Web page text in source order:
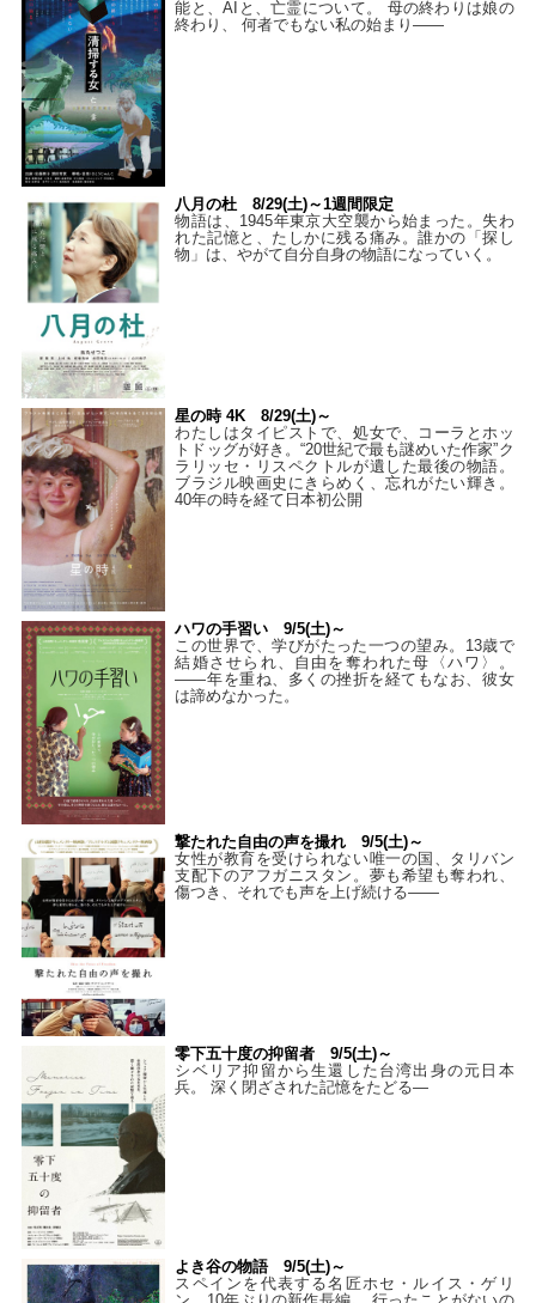
能と、AIと、亡霊について。 母の終わりは娘の
終わり、 何者でもない私の始まり――
八月の杜 8/29(土)～1週間限定
物語は、1945年東京大空襲から始まった。失わ
れた記憶と、たしかに残る痛み。誰かの「探し
物」は、やがて自分自身の物語になっていく。
星の時 4K 8/29(土)～
わたしはタイピストで、処⼥で、コーラとホッ
トドッグが好き。“20世紀で最も謎めいた作家”ク
ラリッセ・リスペクトルが遺した最後の物語。
ブラジル映画史にきらめく、忘れがたい輝き。
40年の時を経て⽇本初公開
ハワの手習い 9/5(土)～
この世界で、学びがたった一つの望み。13歳で
結婚させられ、自由を奪われた母〈ハワ〉。
——年を重ね、多くの挫折を経てもなお、彼女
は諦めなかった。
撃たれた自由の声を撮れ 9/5(土)～
女性が教育を受けられない唯一の国、タリバン
支配下のアフガニスタン。夢も希望も奪われ、
傷つき、それでも声を上げ続ける——
零下五十度の抑留者 9/5(土)～
シベリア抑留から生還した台湾出身の元日本
兵。 深く閉ざされた記憶をたどる—
よき谷の物語 9/5(土)～
スペインを代表する名匠ホセ・ルイス・ゲリ